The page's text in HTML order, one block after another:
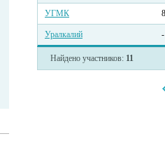
УГМК
Уралкалий -
Найдено участников: 11